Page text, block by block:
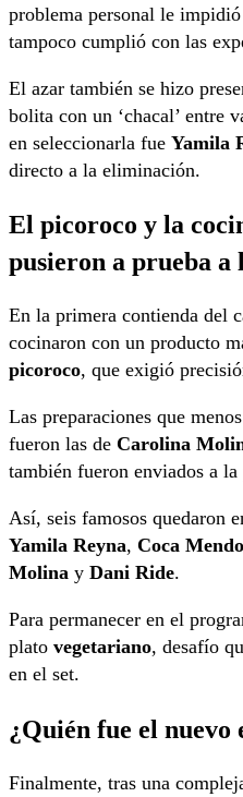
problema personal le
tampoco cumplió con las
El azar también se hizo
bolita con un ‘chacal’ entre
en seleccionarla fue Yamila
directo a la eliminación.
El picoroco y la
pusieron a prueba a
En la primera contienda del
cocinaron con un producto
picoroco, que exigió
Las preparaciones que
fueron las de Carolina
también fueron enviados a
Así, seis famosos quedaron
Yamila Reyna, Coca
Molina y Dani Ride.
Para permanecer en el
plato vegetariano, desafío
en el set.
¿Quién fue el nuevo
Finalmente, tras una